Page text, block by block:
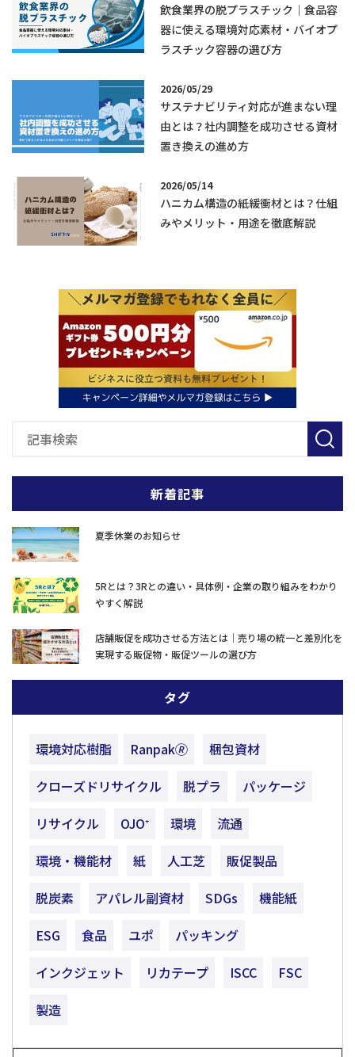
飲食業界の脱プラスチック｜食品容
器に使える環境対応素材・バイオプ
ラスチック容器の選び方
2026/05/29
サステナビリティ対応が進まない理
由とは？社内調整を成功させる資材
置き換えの進め方
2026/05/14
ハニカム構造の紙緩衝材とは？仕組
みやメリット・用途を徹底解説
新着記事
夏季休業のお知らせ
5Rとは？3Rとの違い・具体例・企業の取り組みをわかり
やすく解説
店舗販促を成功させる方法とは｜売り場の統一と差別化を
実現する販促物・販促ツールの選び方
タグ
環境対応樹脂 Ranpak🄬
梱包資材
クローズドリサイクル
脱プラ
パッケージ
リサイクル
OJO⁺ 環境
流通
環境・機能材
紙 人工芝
販促製品
脱炭素
アパレル副資材 SDGs
機能紙
ESG
食品 ユポ
パッキング
インクジェット
リカテープ ISCC
FSC
製造